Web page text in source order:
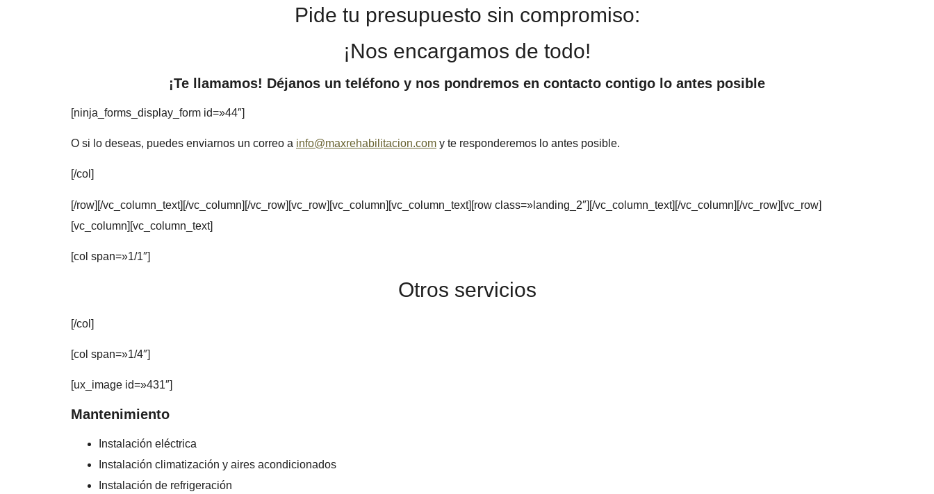
Pide tu presupuesto sin compromiso:
¡Nos encargamos de todo!
¡Te llamamos! Déjanos un teléfono y nos pondremos en contacto contigo lo antes posible
[ninja_forms_display_form id=»44″]
O si lo deseas, puedes enviarnos un correo a info@maxrehabilitacion.com y te responderemos lo antes posible.
[/col]
[/row][/vc_column_text][/vc_column][/vc_row][vc_row][vc_column][vc_column_text][row class=»landing_2″][/vc_column_text][/vc_column][/vc_row][vc_row]
[vc_column][vc_column_text]
[col span=»1/1″]
Otros servicios
[/col]
[col span=»1/4″]
[ux_image id=»431″]
Mantenimiento
Instalación eléctrica
Instalación climatización y aires acondicionados
Instalación de refrigeración